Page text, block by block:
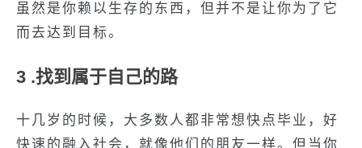
虽然是你赖以生存的东西，但并不是让你为了它
而去达到目标。
3 .找到属于自己的路
十几岁的时候，大多数人都非常想快点毕业，好
快速的融入社会，就像他们的朋友一样。但当你